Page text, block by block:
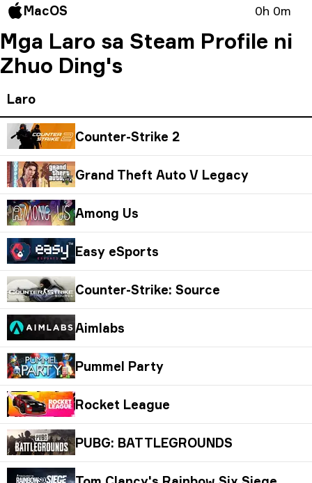
MacOS 0h 0m
Mga Laro sa Steam Profile ni
Zhuo Ding's
Laro
Counter-Strike 2
Grand Theft Auto V Legacy
Among Us
Easy eSports
Counter-Strike: Source
Aimlabs
Pummel Party
Rocket League
PUBG: BATTLEGROUNDS